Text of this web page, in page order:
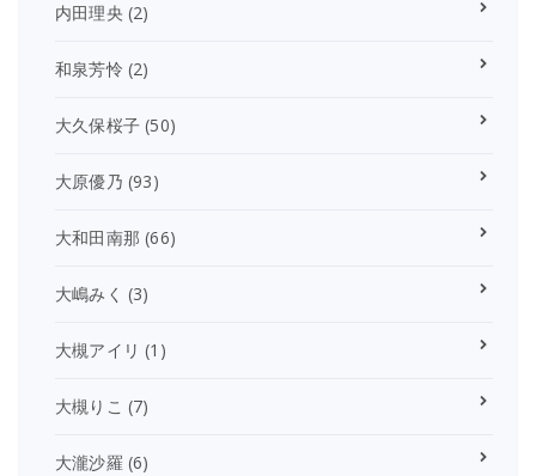
内田理央 (2)
和泉芳怜 (2)
大久保桜子 (50)
大原優乃 (93)
大和田南那 (66)
大嶋みく (3)
大槻アイリ (1)
大槻りこ (7)
大瀧沙羅 (6)